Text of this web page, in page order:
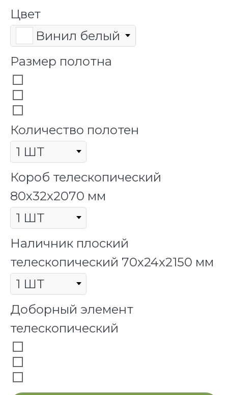
Цвет
Винил белый
Размер полотна
Количество полотен
Короб телескопический
80х32х2070 мм
Наличник плоский
телескопический 70х24х2150 мм
Доборный элемент
телескопический